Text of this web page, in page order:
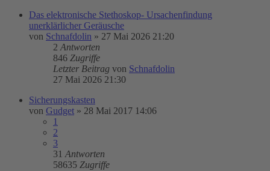
Das elektronische Stethoskop- Ursachenfindung
unerklärlicher Geräusche
von Schnafdolin » 27 Mai 2026 21:20
2 Antworten
846 Zugriffe
Letzter Beitrag von Schnafdolin
27 Mai 2026 21:30
Sicherungskasten
von Gudget » 28 Mai 2017 14:06
1
2
3
31 Antworten
58635 Zugriffe